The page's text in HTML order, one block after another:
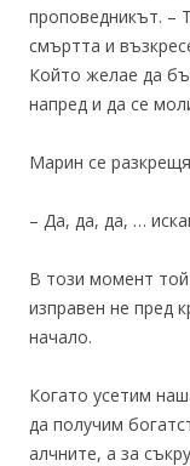
проповедникът. –
смъртта и
Който желае да
напред и да се
Марин се
– Да, да, да, …
В този момент
изправен не пред
начало.
Когато усетим
да получим
алчните, а за